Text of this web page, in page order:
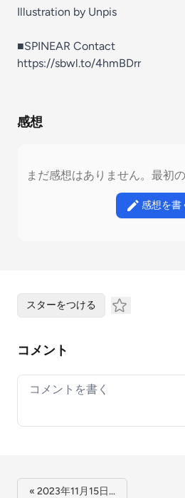
Illustration by Unpis
■SPINEAR Contact
https://sbwl.to/4hmBDrr
感想
まだ感想はありません。最初
感想を書
スターをつける
コメント
Your comment
« 2023年11月15日…